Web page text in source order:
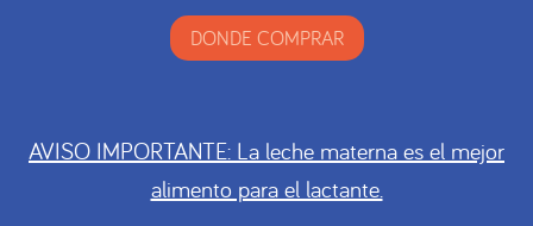
DONDE COMPRAR
AVISO IMPORTANTE: La leche materna es el mejor
alimento para el lactante.